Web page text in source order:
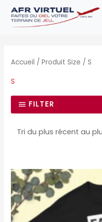
Aller
Accueil / Produit Size / S
S
FILTER